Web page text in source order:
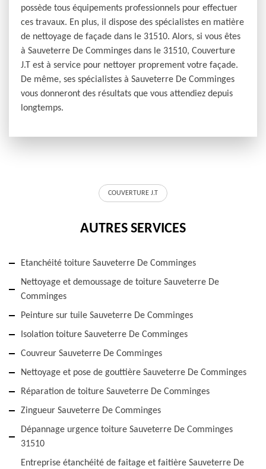
possède tous équipements professionnels pour effectuer
ces travaux. En plus, il dispose des spécialistes en matière
de nettoyage de façade dans le 31510. Alors, si vous êtes
à Sauveterre De Comminges dans le 31510, Couverture
J.T est à service pour nettoyer proprement votre façade.
De même, ses spécialistes à Sauveterre De Comminges
vous donneront des résultats que vous attendiez depuis
longtemps.
COUVERTURE J.T
AUTRES SERVICES
Etanchéité toiture Sauveterre De Comminges
Nettoyage et demoussage de toiture Sauveterre De
Comminges
Peinture sur tuile Sauveterre De Comminges
Isolation toiture Sauveterre De Comminges
Couvreur Sauveterre De Comminges
Nettoyage et pose de gouttière Sauveterre De Comminges
Réparation de toiture Sauveterre De Comminges
Zingueur Sauveterre De Comminges
Dépannage urgence toiture Sauveterre De Comminges
31510
Entreprise étanchéité de faitage et faitière Sauveterre De